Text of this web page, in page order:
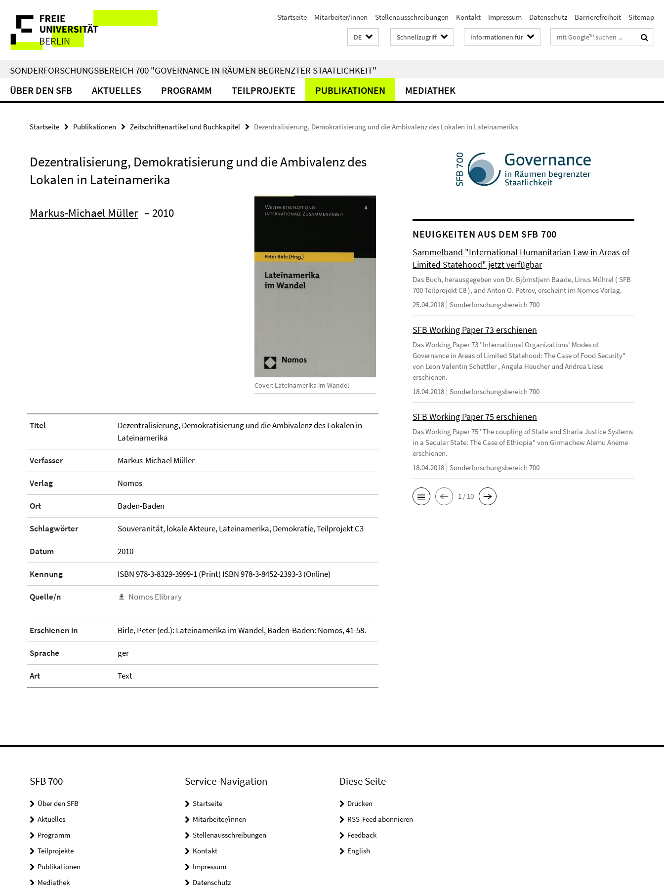
direkt
Inhalt
Service-
Navigation
Startseite Mitarbeiter/innen Stellenausschreibungen Kontakt Impressum Datenschutz Barrierefreiheit Sitemap
DE Schnellzugriff Informationen für Suchbegriffe
SONDERFORSCHUNGSBEREICH 700 "GOVERNANCE IN RÄUMEN BEGRENZTER STAATLICHKEIT"
ÜBER DEN SFB AKTUELLES PROGRAMM TEILPROJEKTE PUBLIKATIONEN MEDIATHEK
Startseite Publikationen Zeitschriftenartikel und Buchkapitel Dezentralisierung, Demokratisierung und die Ambivalenz des Lokalen in Lateinamerika
Dezentralisierung, Demokratisierung und die Ambivalenz des
Lokalen in Lateinamerika
Cover: Lateinamerika im Wandel
Markus-Michael Müller – 2010
Titel
Dezentralisierung, Demokratisierung und die Ambivalenz des Lokalen in
Lateinamerika
Verfasser Markus-Michael Müller
Verlag Nomos
Ort Baden-Baden
Schlagwörter Souveranität, lokale Akteure, Lateinamerika, Demokratie, Teilprojekt C3
Datum 2010
Kennung ISBN 978-3-8329-3999-1 (Print) ISBN 978-3-8452-2393-3 (Online)
Quelle/n Nomos Elibrary
Erschienen in Birle, Peter (ed.): Lateinamerika im Wandel, Baden-Baden: Nomos, 41-58.
Sprache ger
Art Text
NEUIGKEITEN AUS DEM SFB 700
Sammelband "International Humanitarian Law in Areas of
Limited Statehood" jetzt verfügbar
Das Buch, herausgegeben von Dr. Björnstjern Baade, Linus Mührel ( SFB
700 Teilprojekt C8 ), and Anton O. Petrov, erscheint im Nomos Verlag.
25.04.2018
Sonderforschungsbereich 700
SFB Working Paper 73 erschienen
Das Working Paper 73 "International Organizations' Modes of
Governance in Areas of Limited Statehood: The Case of Food Security"
von Leon Valentin Schettler , Angela Heucher und Andrea Liese
erschienen.
18.04.2018
Sonderforschungsbereich 700
SFB Working Paper 75 erschienen
Das Working Paper 75 "The coupling of State and Sharia Justice Systems
in a Secular State: The Case of Ethiopia" von Girmachew Alemu Aneme
erschienen.
18.04.2018
Sonderforschungsbereich 700
1 / 10
SFB 700
Über den SFB
Aktuelles
Programm
Teilprojekte
Publikationen
Mediathek
Service-Navigation
Startseite
Mitarbeiter/innen
Stellenausschreibungen
Kontakt
Impressum
Datenschutz
Diese Seite
Drucken
RSS-Feed abonnieren
Feedback
English